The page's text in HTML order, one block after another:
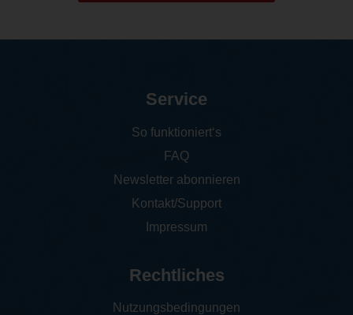
Service
So funktioniert‘s
FAQ
Newsletter abonnieren
Kontakt/Support
Impressum
Rechtliches
Nutzungsbedingungen